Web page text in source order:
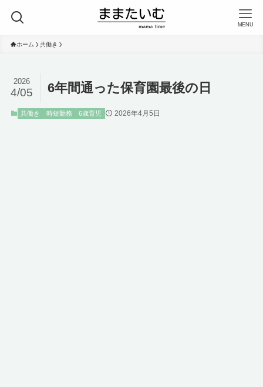
MENU
ホーム 共働き
6年間通った保育園最後の日
2026
4/05
共働き 時短勤務 6歳育児 2026年4月5日